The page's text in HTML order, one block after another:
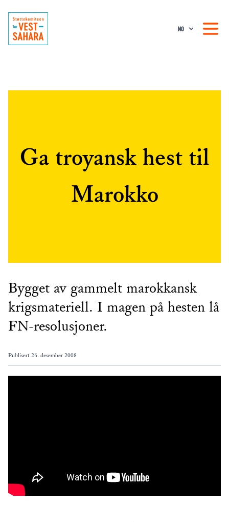
NO
Ga troyansk hest til
Marokko
Bygget av gammelt marokkansk
krigsmateriell. I magen på hesten lå
FN-resolusjoner.
Publisert 26. desember 2008